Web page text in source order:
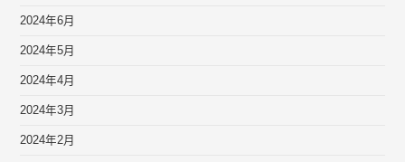
2024年6月
2024年5月
2024年4月
2024年3月
2024年2月